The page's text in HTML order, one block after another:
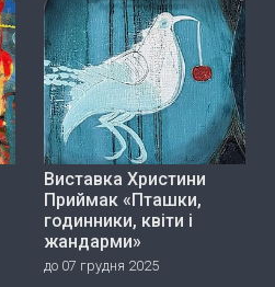
Виставка Христини
Приймак «Пташки,
годинники, квіти і
жандарми»
до 07 грудня 2025